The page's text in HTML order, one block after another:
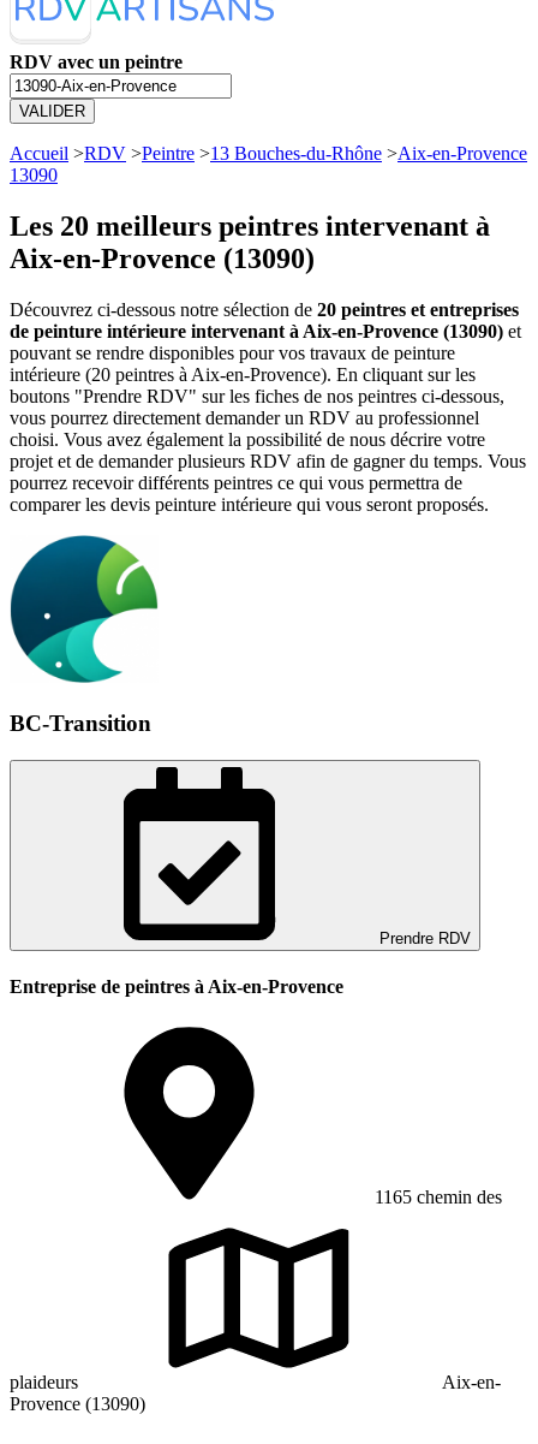
RDV avec un peintre
VALIDER
Accueil >RDV >Peintre >13 Bouches-du-Rhône >Aix-en-Provence
13090
Les 20 meilleurs peintres intervenant à
Aix-en-Provence (13090)
Découvrez ci-dessous notre sélection de 20 peintres et entreprises
de peinture intérieure intervenant à Aix-en-Provence (13090) et
pouvant se rendre disponibles pour vos travaux de peinture
intérieure (20 peintres à Aix-en-Provence). En cliquant sur les
boutons "Prendre RDV" sur les fiches de nos peintres ci-dessous,
vous pourrez directement demander un RDV au professionnel
choisi. Vous avez également la possibilité de nous décrire votre
projet et de demander plusieurs RDV afin de gagner du temps. Vous
pourrez recevoir différents peintres ce qui vous permettra de
comparer les devis peinture intérieure qui vous seront proposés.
BC-Transition
Prendre RDV
Entreprise de peintres à Aix-en-Provence
1165 chemin des
plaideurs
Aix-en-
Provence (13090)